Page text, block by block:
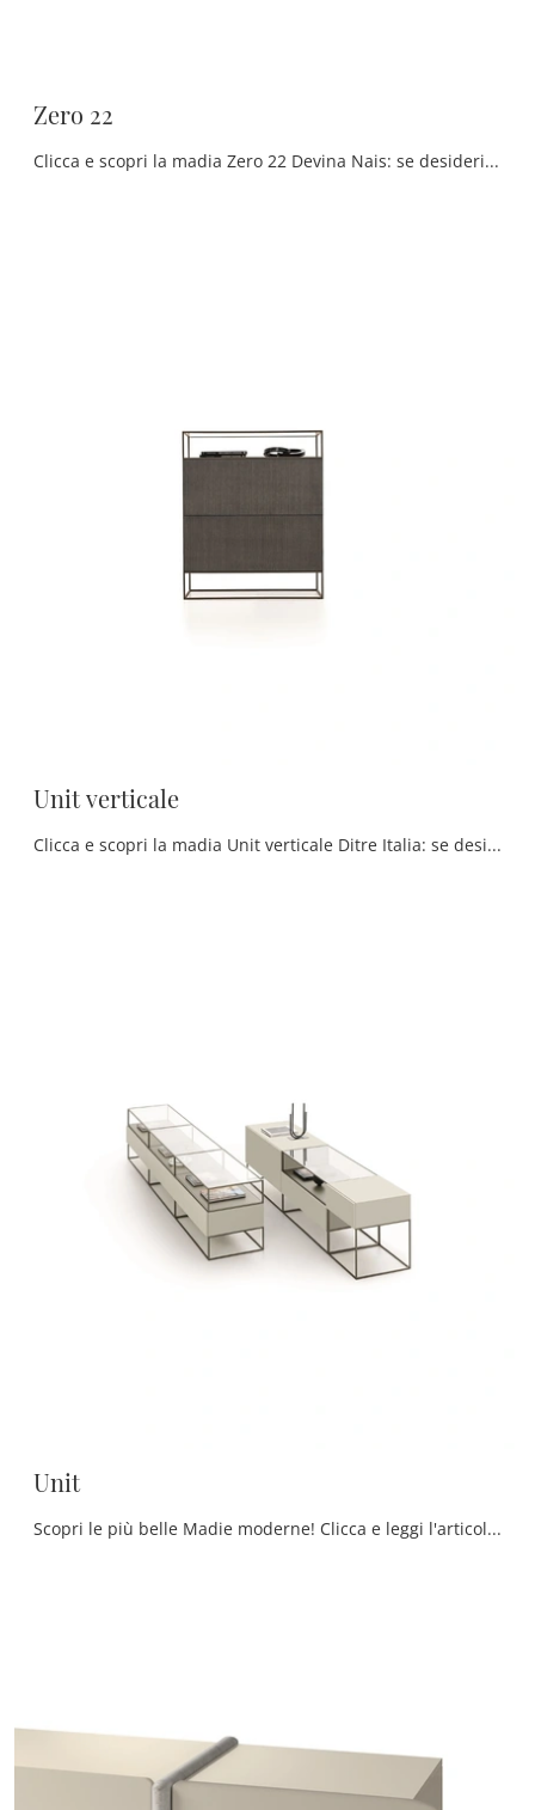
Zero 22
Clicca e scopri la madia Zero 22 Devina Nais: se desideri mobili in legno per stanze moderne, questa è l'acquisto perfetto per te!
Unit verticale
Clicca e scopri la madia Unit verticale Ditre Italia: se desideri mobili in MDF per stanze moderne, questa è l'acquisto perfetto per te!
Unit
Scopri le più belle Madie moderne! Clicca e leggi l'articolo: mobile soggiorno Unit in MDF, soluzione bella e di grande qualità.